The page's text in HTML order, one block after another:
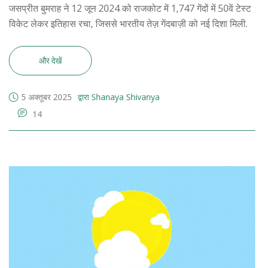
जसप्रीत बुमराह ने 12 जून 2024 को राजकोट में 1,747 गेंदों में 50वें टेस्ट
विकेट लेकर इतिहास रचा, जिससे भारतीय तेज़ गेंदबाज़ी को नई दिशा मिली.
और देखें
5 अक्तूबर 2025 द्वारा Shanaya Shivanya
14